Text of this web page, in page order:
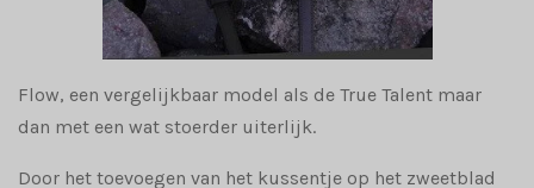
Flow, een vergelijkbaar model als de True Talent maar
dan met een wat stoerder uiterlijk.
Door het toevoegen van het kussentje op het zweetblad